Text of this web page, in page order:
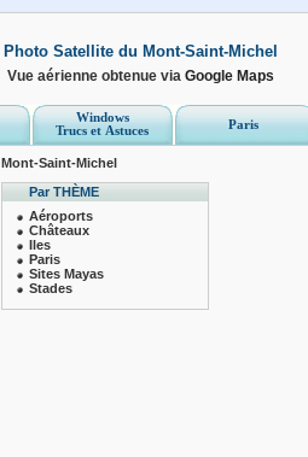
Photo Satellite du Mont-Saint-Michel
Vue aérienne obtenue viaGoogle Maps
Windows
Trucs et Astuces
Paris
Mont-Saint-Michel
Par THÈME
Aéroports
Châteaux
Iles
Paris
Sites Mayas
Stades